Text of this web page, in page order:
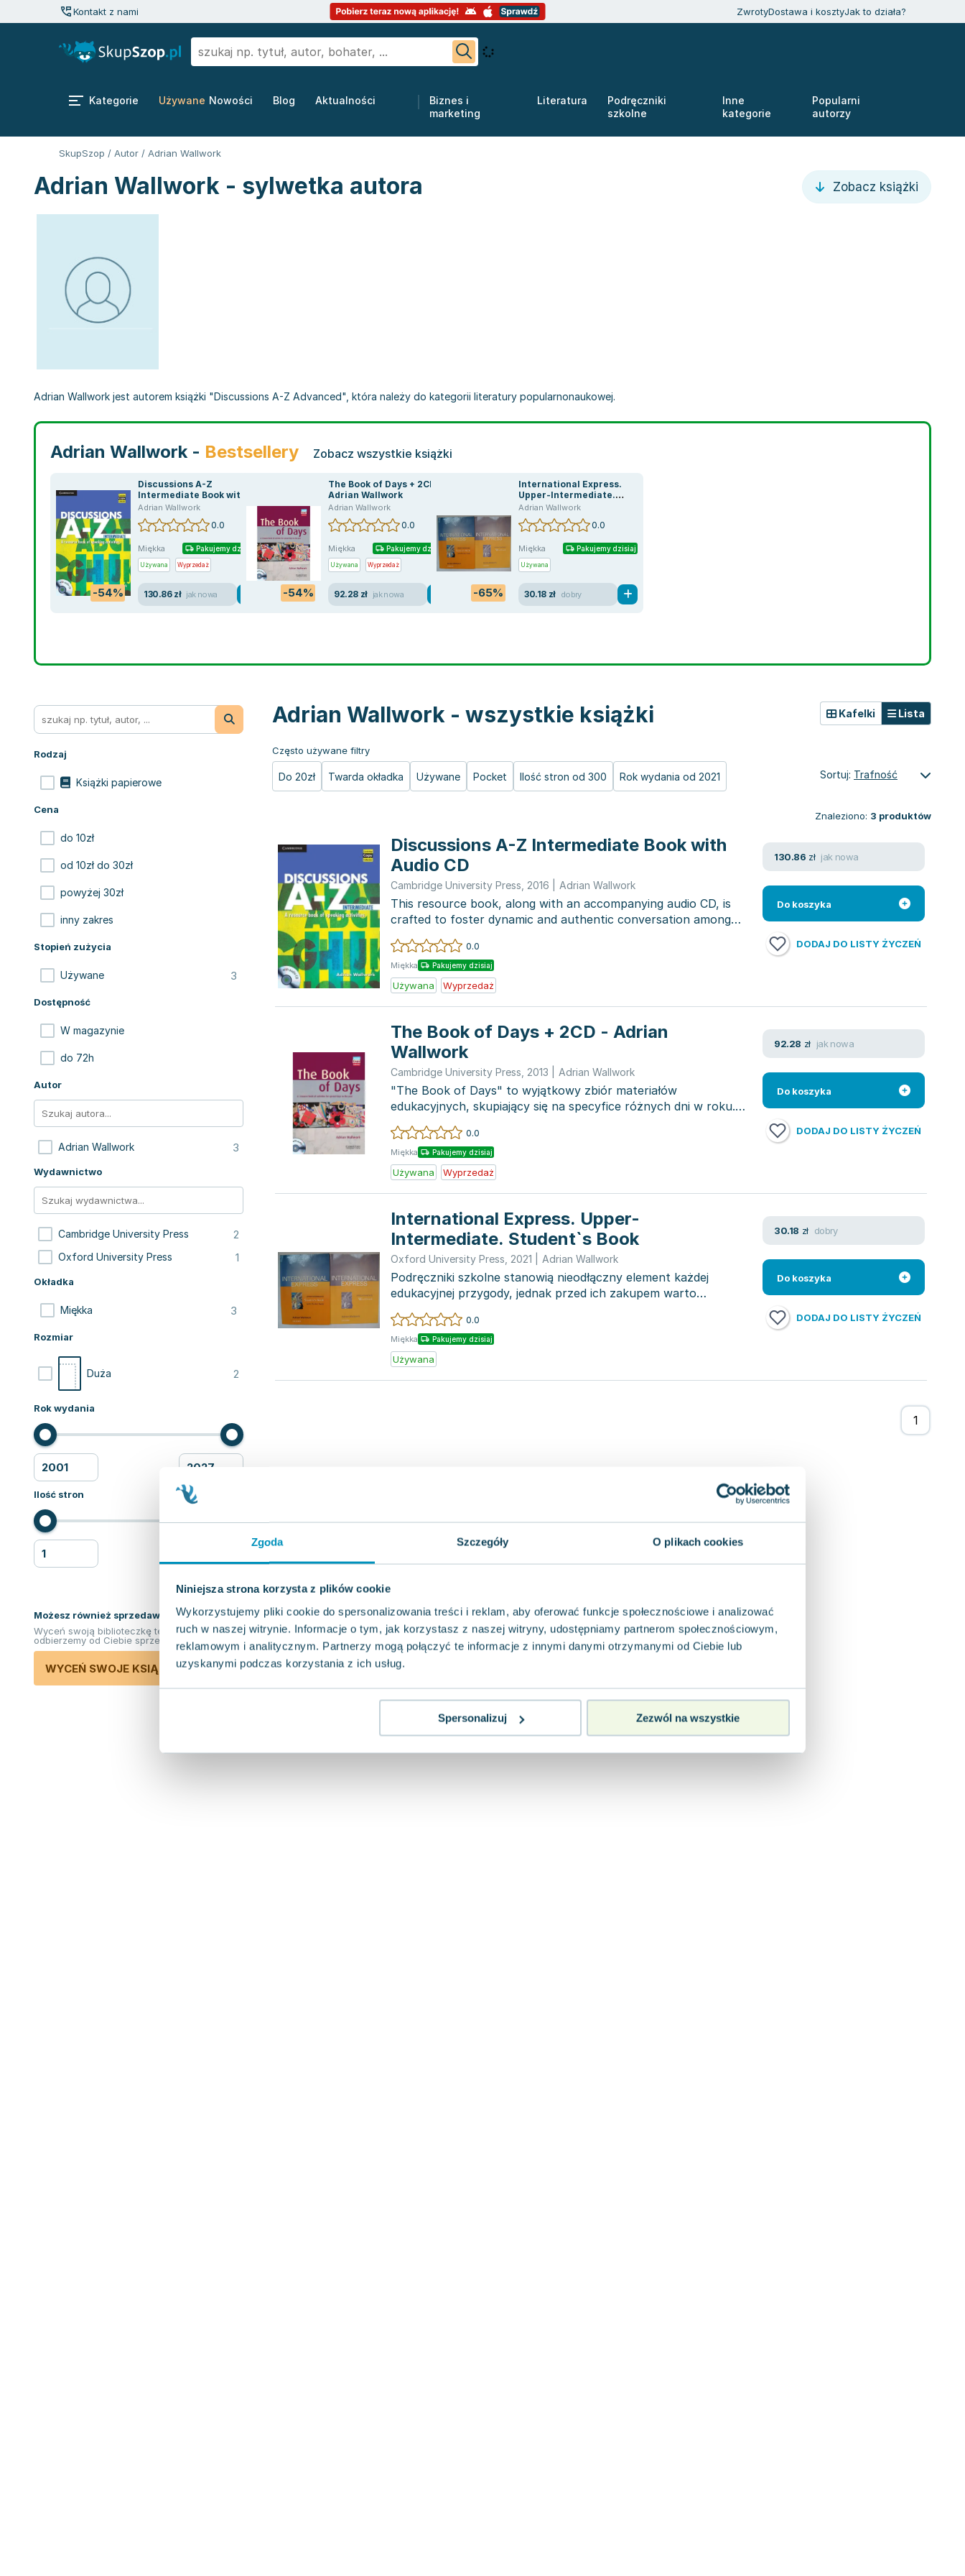
Zgoda Szczegóły O plikach cookies
Niniejsza strona korzysta z plików cookie
Wykorzystujemy pliki cookie do spersonalizowania treści i reklam, aby oferować funkcje społecznościowe i analizować
ruch w naszej witrynie. Informacje o tym, jak korzystasz z naszej witryny, udostępniamy partnerom społecznościowym,
reklamowym i analitycznym. Partnerzy mogą połączyć te informacje z innymi danymi otrzymanymi od Ciebie lub
uzyskanymi podczas korzystania z ich usług.
Spersonalizuj Zezwól na wszystkie
Kontakt z nami ZwrotyDostawa i kosztyJak to działa?
Kategorie Używane Nowości Blog Aktualności
Biznes i
marketing
Literatura
Podręczniki
szkolne
Inne
kategorie
Popularni
autorzy
SkupSzop / Autor / Adrian Wallwork
Adrian Wallwork - sylwetka autora Zobacz książki
Adrian Wallwork jest autorem książki "Discussions A-Z Advanced", która należy do kategorii literatury popularnonaukowej.
Adrian Wallwork - Bestsellery Zobacz wszystkie książki
-54%
Discussions A-Z
Intermediate Book with
Audio CD
Adrian Wallwork
0.0
Miękka Pakujemy dzisiaj
Używana Wyprzedaż
130.86 zł jak nowa -54%
The Book of Days + 2CD -
Adrian Wallwork
Adrian Wallwork
0.0
Miękka Pakujemy dzisiaj
Używana Wyprzedaż
92.28 zł jak nowa -65%
International Express.
Upper-Intermediate.
Student`s Book
Adrian Wallwork
0.0
Miękka Pakujemy dzisiaj
Używana
30.18 zł dobry
Rodzaj
Książki papierowe
Cena
do 10zł
od 10zł do 30zł
powyżej 30zł
inny zakres
Stopień zużycia
Używane 3
Dostępność
W magazynie
do 72h
Autor
Adrian Wallwork 3
Wydawnictwo
Cambridge University Press 2
Oxford University Press 1
Okładka
Miękka 3
Rozmiar
Duża 2
Rok wydania
Ilość stron
Możesz również sprzedawać ksiązki!
Wyceń swoją biblioteczkę teraz. Odkupimy i
odbierzemy od Ciebie sprzedane książki.
WYCEŃ SWOJE KSIĄŻKI
Adrian Wallwork - wszystkie książki
Często używane filtry
Do 20zł Twarda okładka Używane Pocket Ilość stron od 300 Rok wydania od 2021
Kafelki Lista
Sortuj: Trafność
Znaleziono: 3 produktów
Discussions A-Z Intermediate Book with
Audio CD
Cambridge University Press 2016 Adrian Wallwork
This resource book, along with an accompanying audio CD, is
crafted to foster dynamic and authentic conversation among
students at...
0.0
Miękka Pakujemy dzisiaj
Używana Wyprzedaż
130.86 zł jak nowa
Do koszyka
DODAJ DO LISTY ŻYCZEŃ
The Book of Days + 2CD - Adrian
Wallwork
Cambridge University Press 2013 Adrian Wallwork
"The Book of Days" to wyjątkowy zbiór materiałów
edukacyjnych, skupiający się na specyfice różnych dni w roku.
Książka ta została...
0.0
Miękka Pakujemy dzisiaj
Używana Wyprzedaż
92.28 zł jak nowa
Do koszyka
DODAJ DO LISTY ŻYCZEŃ
International Express. Upper-
Intermediate. Student`s Book
Oxford University Press 2021 Adrian Wallwork
Podręczniki szkolne stanowią nieodłączny element każdej
edukacyjnej przygody, jednak przed ich zakupem warto
sprawdzić, czy wybier...
0.0
Miękka Pakujemy dzisiaj
Używana
30.18 zł dobry
Do koszyka
DODAJ DO LISTY ŻYCZEŃ